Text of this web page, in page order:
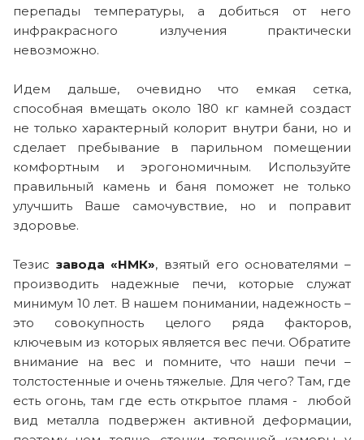
перепады температуры, а добиться от него
инфракрасного излучения практически
невозможно.
Идем дальше, очевидно что емкая сетка,
способная вмещать около 180 кг камней создаст
не только характерный колорит внутри бани, но и
сделает пребывание в парильном помещении
комфортным и эрогономичным. Используйте
правильный камень и баня поможет не только
улучшить Ваше самочувствие, но и поправит
здоровье.
Тезис завода «НМК», взятый его основателями –
производить надежные печи, которые служат
минимум 10 лет. В нашем понимании, надежность –
это совокупность целого ряда факторов,
ключевым из которых является вес печи. Обратите
внимание на вес и помните, что наши печи –
толстостенные и очень тяжелые. Для чего? Там, где
есть огонь, там где есть открытое пламя - любой
вид металла подвержен активной деформации,